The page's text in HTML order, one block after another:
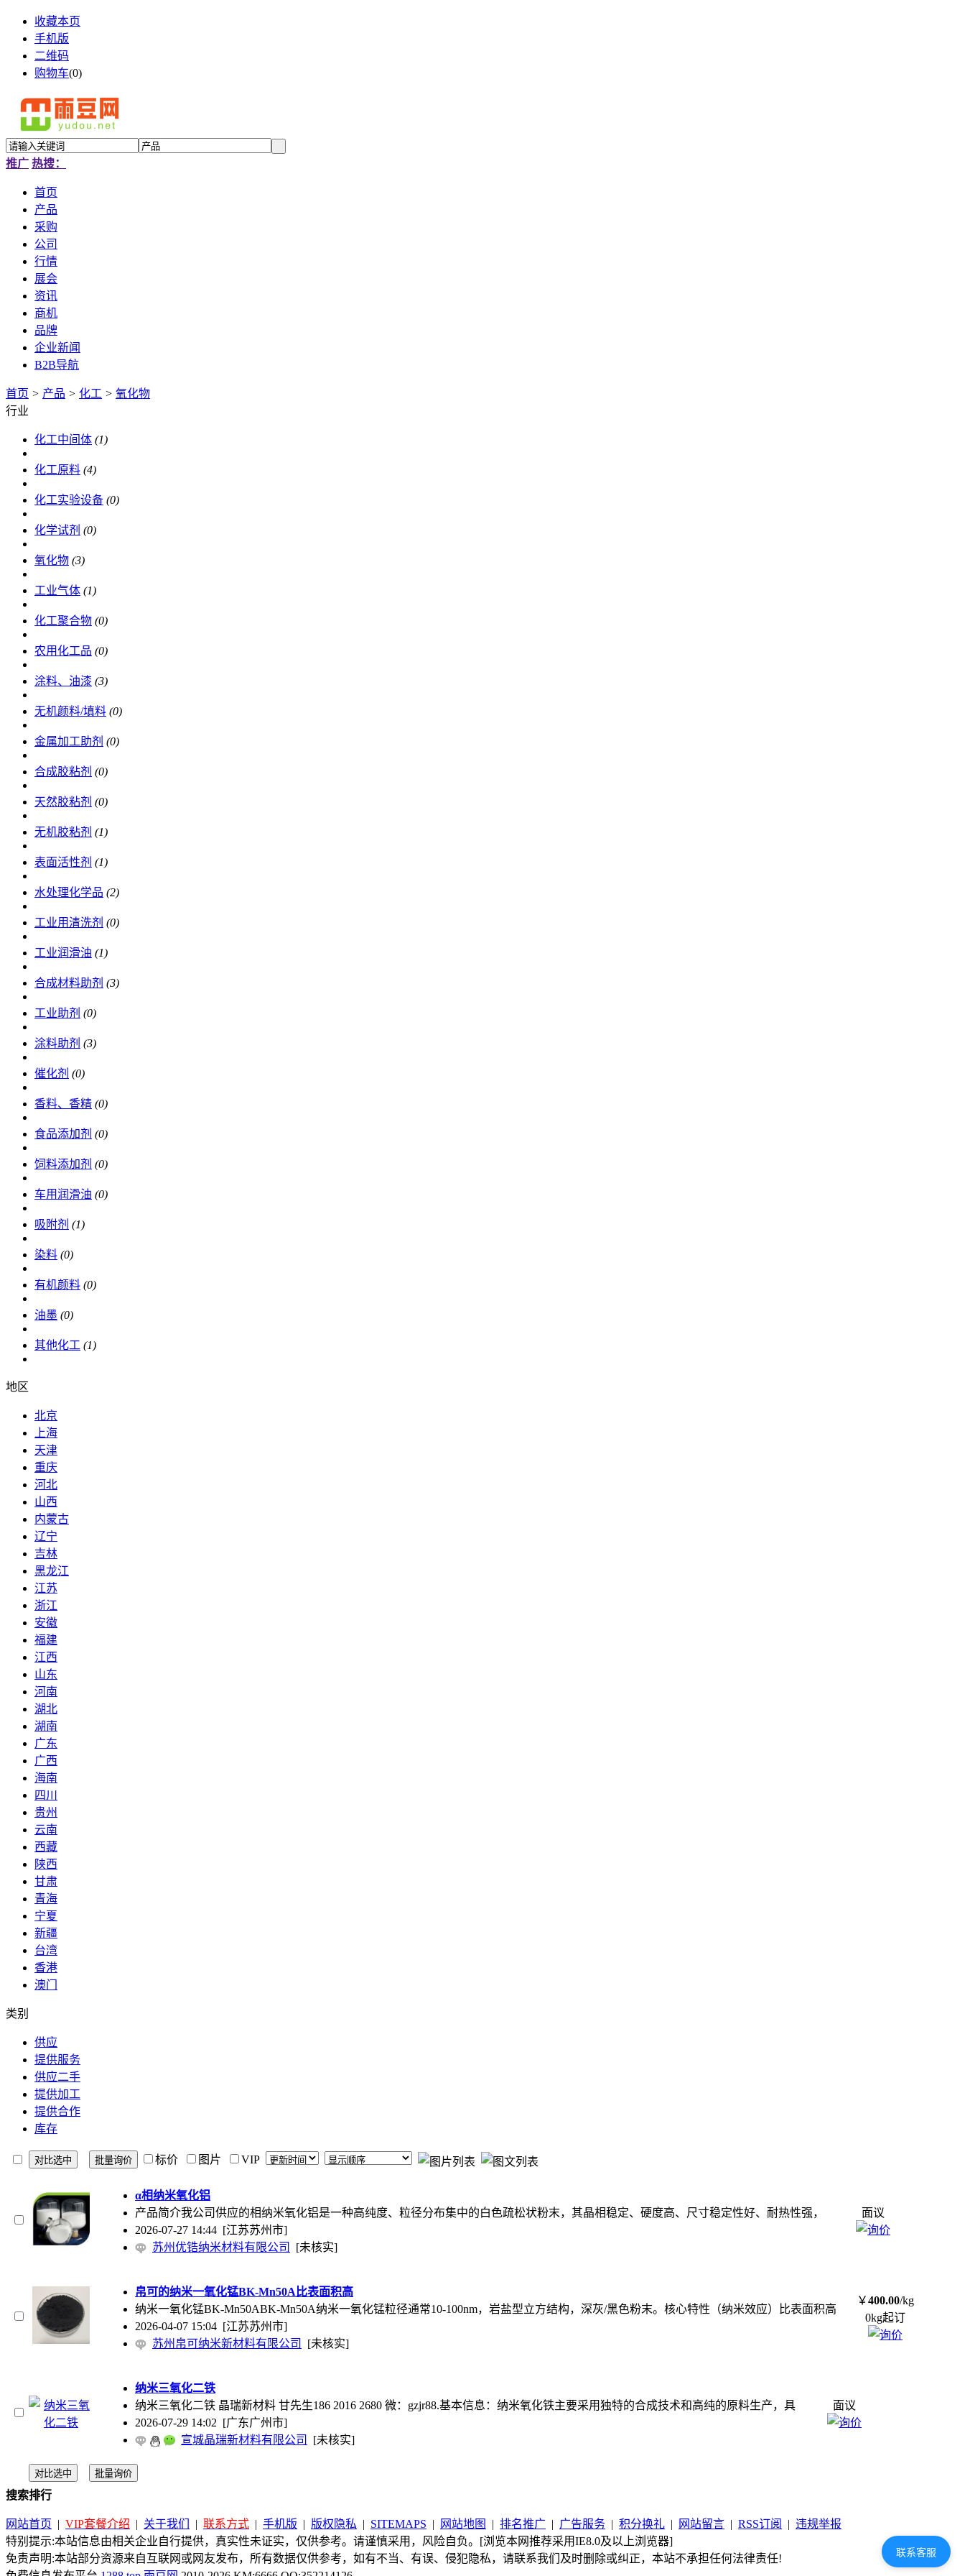
收藏本页
手机版
二维码
购物车(0)
推广 热搜：
首页
产品
采购
公司
行情
展会
资讯
商机
品牌
企业新闻
B2B导航
首页 > 产品 > 化工 > 氧化物
行业
化工中间体 (1)
化工原料 (4)
化工实验设备 (0)
化学试剂 (0)
氧化物 (3)
工业气体 (1)
化工聚合物 (0)
农用化工品 (0)
涂料、油漆 (3)
无机颜料/填料 (0)
金属加工助剂 (0)
合成胶粘剂 (0)
天然胶粘剂 (0)
无机胶粘剂 (1)
表面活性剂 (1)
水处理化学品 (2)
工业用清洗剂 (0)
工业润滑油 (1)
合成材料助剂 (3)
工业助剂 (0)
涂料助剂 (3)
催化剂 (0)
香料、香精 (0)
食品添加剂 (0)
饲料添加剂 (0)
车用润滑油 (0)
吸附剂 (1)
染料 (0)
有机颜料 (0)
油墨 (0)
其他化工 (1)
地区
北京
上海
天津
重庆
河北
山西
内蒙古
辽宁
吉林
黑龙江
江苏
浙江
安徽
福建
江西
山东
河南
湖北
湖南
广东
广西
海南
四川
贵州
云南
西藏
陕西
甘肃
青海
宁夏
新疆
台湾
香港
澳门
类别
供应
提供服务
供应二手
提供加工
提供合作
库存
标价 图片 VIP
α相纳米氧化铝
产品简介我公司供应的相纳米氧化铝是一种高纯度、粒径分布集中的白色疏松状粉末，其晶相稳定、硬度高、尺寸稳定性好、耐热性强，
2026-07-27 14:44 [江苏苏州市]
苏州优锆纳米材料有限公司
[未核实]
面议
帛可的纳米一氧化锰BK-Mn50A比表面积高
纳米一氧化锰BK-Mn50ABK-Mn50A纳米一氧化锰粒径通常10-100nm，岩盐型立方结构，深灰/黑色粉末。核心特性（纳米效应）比表面积高
2026-04-07 15:04 [江苏苏州市]
苏州帛可纳米新材料有限公司
[未核实]
￥400.00/kg
0kg起订
纳米三氧化二铁
纳米三氧化二铁 晶瑞新材料 甘先生186 2016 2680 微：gzjr88.基本信息：纳米氧化铁主要采用独特的合成技术和高纯的原料生产，具
2026-07-29 14:02 [广东广州市]
宣城晶瑞新材料有限公司
[未核实]
面议
搜索排行
网站首页 | VIP套餐介绍 | 关于我们 | 联系方式 | 手机版 | 版权隐私 | SITEMAPS | 网站地图 | 排名推广 | 广告服务 | 积分换礼 | 网站留言 | RSS订阅 | 违规举报
特别提示:本站信息由相关企业自行提供，真实性未证实，仅供参考。请谨慎采用，风险自负。[浏览本网推荐采用IE8.0及以上浏览器]
免责声明:本站部分资源来自互联网或网友发布，所有数据仅供参考，如有不当、有误、侵犯隐私，请联系我们及时删除或纠正，本站不承担任何法律责任!
联系客服